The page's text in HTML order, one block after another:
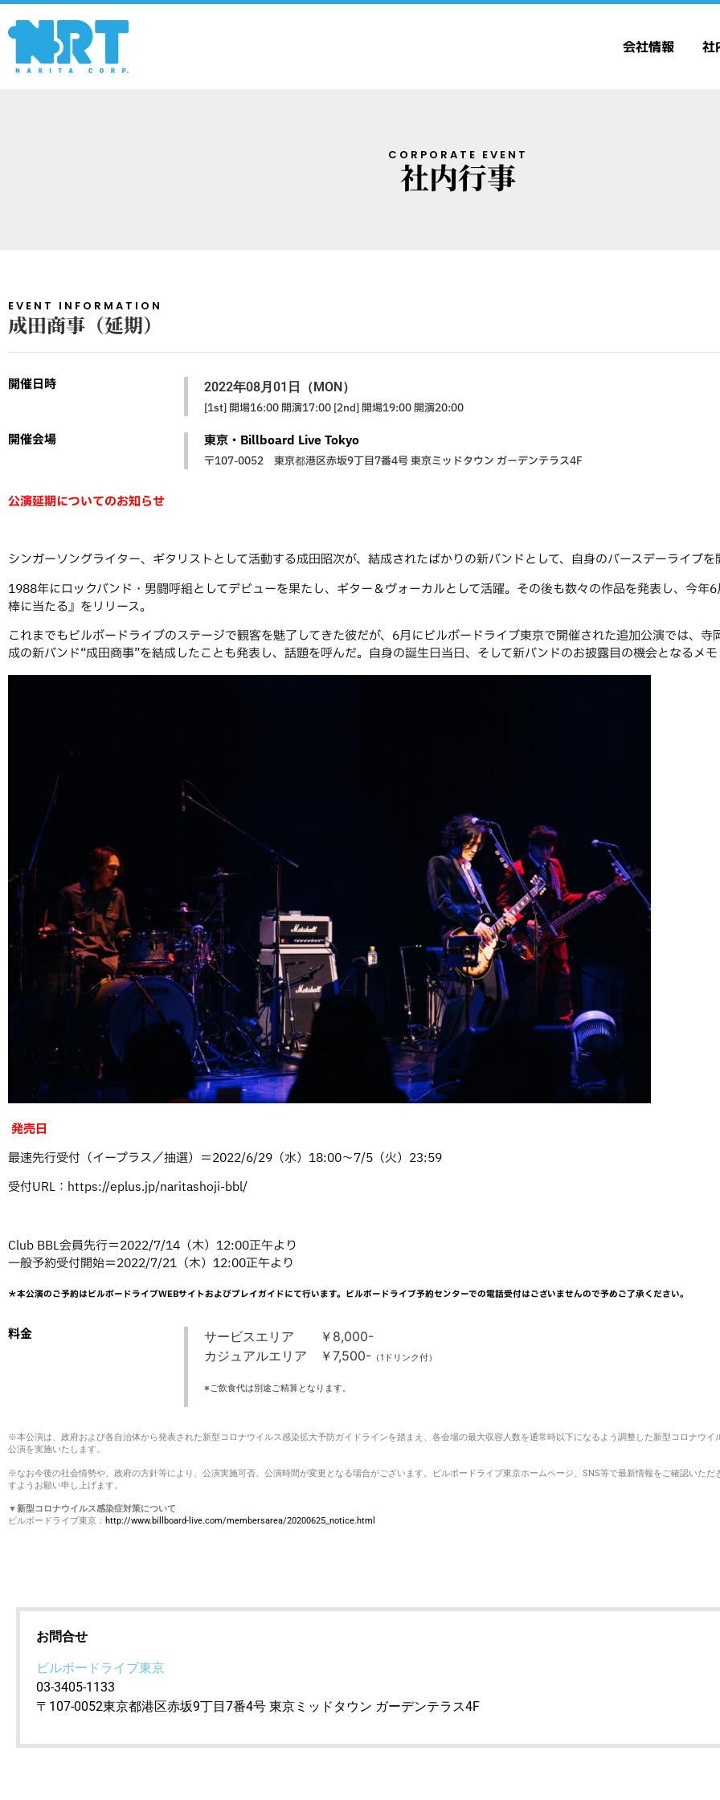
会社情報 社
CORPORATE EVENT
社内行事
EVENT INFORMATION
成田商事（延期）
開催日時 2022年08月01日（MON）
[1st] 開場16:00 開演17:00 [2nd] 開場19:00 開演20:00
開催会場 東京・Billboard Live Tokyo
〒107-0052 東京都港区赤坂9丁目7番4号 東京ミッドタウン ガーデンテラス4F
公演延期についてのお知らせ
シンガーソングライター、ギタリストとして活動する成田昭次が、結成されたばかりの新バンドとして、自身のバースデーライブを
1988年にロックバンド・男闘呼組としてデビューを果たし、ギター＆ヴォーカルとして活躍。その後も数々の作品を発表し、今年
棒に当たる』をリリース。
これまでもビルボードライブのステージで観客を魅了してきた彼だが、6月にビルボードライブ東京で開催された追加公演では、
成の新バンド“成田商事”を結成したことも発表し、話題を呼んだ。自身の誕生日当日、そして新バンドのお披露目の機会となるメモ
発売日
最速先行受付（イープラス／抽選）＝2022/6/29（水）18:00～7/5（火）23:59
受付URL： https://eplus.jp/naritashoji-bbl/
Club BBL会員先行＝2022/7/14（木）12:00正午より
一般予約受付開始＝2022/7/21（木）12:00正午より
＊本公演のご予約はビルボードライブWEBサイトおよびプレイガイドにて行います。ビルボードライブ予約センターでの電話受付はございませんので予めご了承ください。
料金
サービスエリア ￥8,000-
カジュアルエリア ￥7,500- （1ドリンク付）
※ご飲食代は別途ご精算となります。
※本公演は、政府および各自治体から発表された新型コロナウイルス感染拡大予防ガイドラインを踏まえ、各会場の最大収容人数を通常時以下になるよう調整した新型コロナウイ
公演を実施いたします。
※なお今後の社会情勢や、政府の方針等により、公演実施可否、公演時間が変更となる場合がございます。ビルボードライブ東京ホームページ、SNS等で最新情報をご確認いただ
すようお願い申し上げます。
▼新型コロナウイルス感染症対策について
ビルボードライブ東京： http://www.billboard-live.com/membersarea/20200625_notice.html
お問合せ
ビルボードライブ東京
03-3405-1133
〒107-0052東京都港区赤坂9丁目7番4号 東京ミッドタウン ガーデンテラス4F